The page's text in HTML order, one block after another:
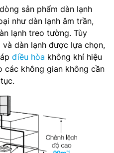
sản phẩm dàn lạnh
như dàn lạnh âm trần,
lạnh treo tường. Tùy
dàn lạnh được lựa chọn,
điều hòa không khí hiệu
các không gian không cần